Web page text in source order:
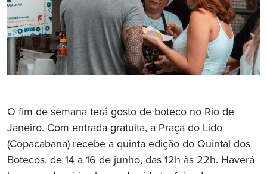
O fim de semana terá gosto de boteco no Rio de
Janeiro. Com entrada gratuita, a Praça do Lido
(Copacabana) recebe a quinta edição do Quintal dos
Botecos, de 14 a 16 de junho, das 12h às 22h. Haverá